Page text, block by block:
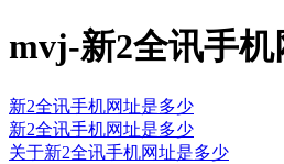
mvj-新2全讯手
新2全讯手机网址是多少
新2全讯手机网址是多少
关于新2全讯手机网址是多少